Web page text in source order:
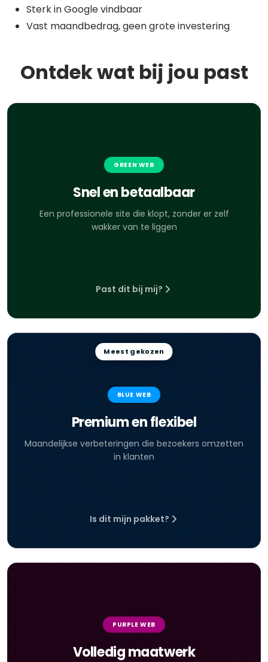
Sterk in Google vindbaar
Vast maandbedrag, geen grote investering
Ontdek wat bij jou past
GREEN WEB
Snel en betaalbaar
Een professionele site die klopt, zonder er zelf
wakker van te liggen
Past dit bij mij?
Meest gekozen
BLUE WEB
Premium en flexibel
Maandelijkse verbeteringen die bezoekers omzetten
in klanten
Is dit mijn pakket?
PURPLE WEB
Volledig maatwerk